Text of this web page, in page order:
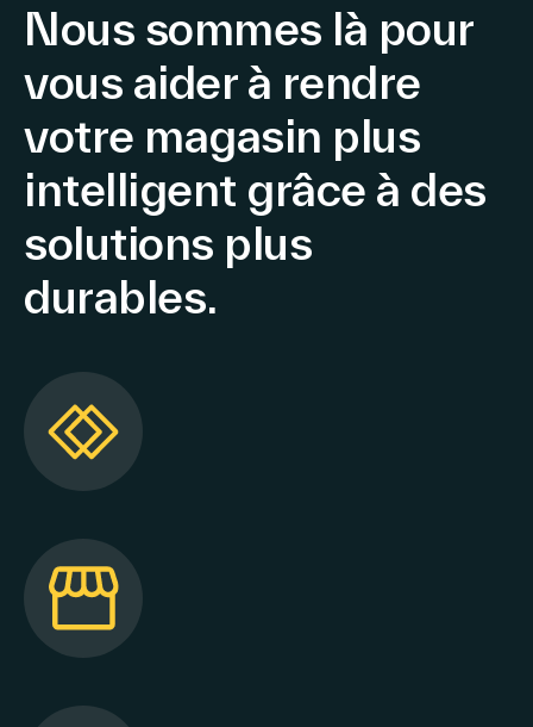
Nous sommes là pour
vous aider à rendre
votre magasin plus
intelligent grâce à des
solutions plus
durables.